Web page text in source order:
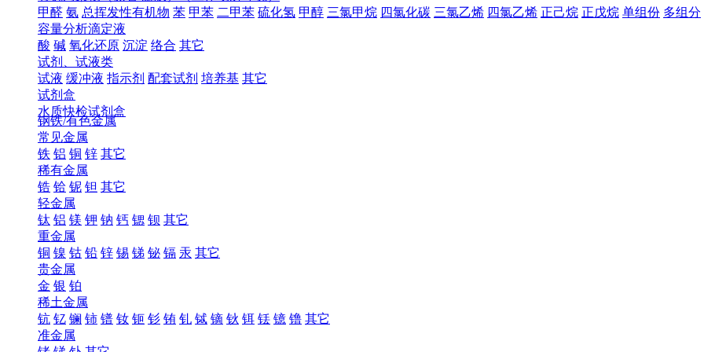
甲醛 氨 总挥发性有机物 苯 甲苯 二甲苯 硫化氢 甲醇 三氯甲烷 四氯化碳 三氯乙烯 四氯乙烯 正己烷 正戊烷 单组份 多组分
容量分析滴定液
酸 碱 氧化还原 沉淀 络合 其它
试剂、试液类
试液 缓冲液 指示剂 配套试剂 培养基 其它
试剂盒
水质快检试剂盒
钢铁/有色金属
常见金属
铁 铝 铜 锌 其它
稀有金属
锆 铪 铌 钽 其它
轻金属
钛 铝 镁 钾 钠 钙 锶 钡 其它
重金属
铜 镍 钴 铅 锌 锡 锑 铋 镉 汞 其它
贵金属
金 银 铂
稀土金属
钪 钇 镧 铈 镨 钕 钷 钐 铕 钆 铽 镝 钬 铒 铥 镱 镥 其它
准金属